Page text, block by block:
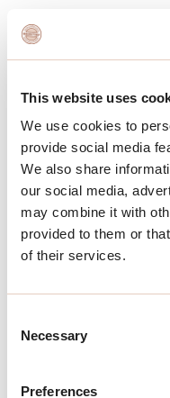
This website uses
We use cookies to
provide social media
We also share
our social media,
may combine it with
provided to them or
of their services.
Selection
Necessary
Preferences